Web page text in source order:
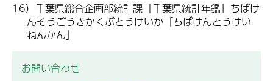
16）千葉県総合企画部統計課「千葉県統計年鑑」ちばけ
んそうごうきかくぶとうけいか「ちばけんとうけい
ねんかん」
お問い合わせ